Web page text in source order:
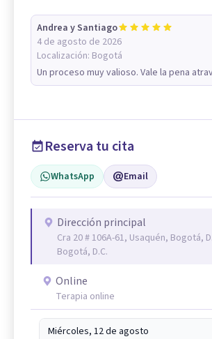
Andrea y Santiago
4 de agosto de 2026
Localización: Bogotá
Un proceso muy valioso. Vale la pena
Reserva tu cita
WhatsApp Email
Dirección principal
Cra 20 # 106A-61, Usaquén, Bogotá,
Bogotá, D.C.
Online
Terapia online
Miércoles, 12 de agosto